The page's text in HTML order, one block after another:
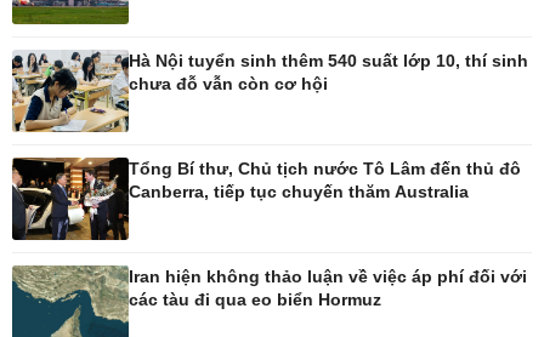
Pháp luật
Tin nóng
Tư vấn luật
Bóng đá Việt Nam
Bóng đá quốc tế
eSports
Hậu trường
Ô tô - Xe máy
Hà Nội tuyển sinh thêm 540 suất lớp 10, thí sinh
chưa đỗ vẫn còn cơ hội
Tổng Bí thư, Chủ tịch nước Tô Lâm đến thủ đô
Canberra, tiếp tục chuyến thăm Australia
Iran hiện không thảo luận về việc áp phí đối với
các tàu đi qua eo biển Hormuz